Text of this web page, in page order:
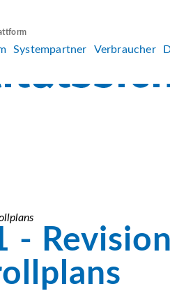
Systempartner Verbraucher
-